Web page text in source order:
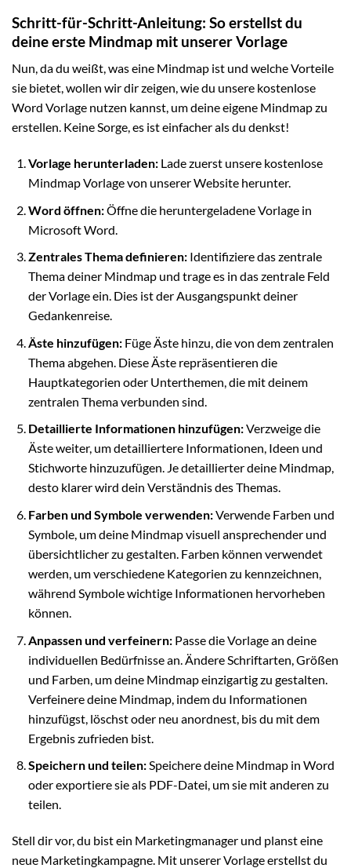
Schritt-für-Schritt-Anleitung: So erstellst du
deine erste Mindmap mit unserer Vorlage
Nun, da du weißt, was eine Mindmap ist und welche Vorteile
sie bietet, wollen wir dir zeigen, wie du unsere kostenlose
Word Vorlage nutzen kannst, um deine eigene Mindmap zu
erstellen. Keine Sorge, es ist einfacher als du denkst!
Vorlage herunterladen:Lade zuerst unsere kostenlose
Mindmap Vorlage von unserer Website herunter.
Word öffnen:Öffne die heruntergeladene Vorlage in
Microsoft Word.
Zentrales Thema definieren:Identifiziere das zentrale
Thema deiner Mindmap und trage es in das zentrale Feld
der Vorlage ein. Dies ist der Ausgangspunkt deiner
Gedankenreise.
Äste hinzufügen:Füge Äste hinzu, die von dem zentralen
Thema abgehen. Diese Äste repräsentieren die
Hauptkategorien oder Unterthemen, die mit deinem
zentralen Thema verbunden sind.
Detaillierte Informationen hinzufügen:Verzweige die
Äste weiter, um detailliertere Informationen, Ideen und
Stichworte hinzuzufügen. Je detaillierter deine Mindmap,
desto klarer wird dein Verständnis des Themas.
Farben und Symbole verwenden:Verwende Farben und
Symbole, um deine Mindmap visuell ansprechender und
übersichtlicher zu gestalten. Farben können verwendet
werden, um verschiedene Kategorien zu kennzeichnen,
während Symbole wichtige Informationen hervorheben
können.
Anpassen und verfeinern:Passe die Vorlage an deine
individuellen Bedürfnisse an. Ändere Schriftarten, Größen
und Farben, um deine Mindmap einzigartig zu gestalten.
Verfeinere deine Mindmap, indem du Informationen
hinzufügst, löschst oder neu anordnest, bis du mit dem
Ergebnis zufrieden bist.
Speichern und teilen:Speichere deine Mindmap in Word
oder exportiere sie als PDF-Datei, um sie mit anderen zu
teilen.
Stell dir vor, du bist ein Marketingmanager und planst eine
neue Marketingkampagne. Mit unserer Vorlage erstellst du